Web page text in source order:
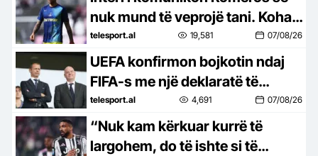
nuk mund të veprojë tani. Koha
po mbaron, Atletico Madridi
përfiton
telesport.al 19,581 07/08/26
UEFA konfirmon bojkotin ndaj
FIFA-s me një deklaratë të
ashpër: Kemi humbur besimin
tek Infantino
telesport.al 4,691 07/08/26
“Nuk kam kërkuar kurrë të
largohem, do të ishte si të